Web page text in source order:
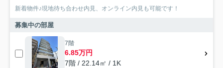
新着物件♪現地待ち合わせ内見、オンライン内見も可能です！
募集中の部屋
7階
6.85万円
7階 / 22.14㎡ / 1K